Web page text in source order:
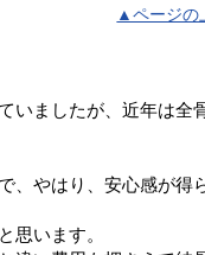
▲ページの
いましたが、近年は全
、やはり、安心感が得
思います。